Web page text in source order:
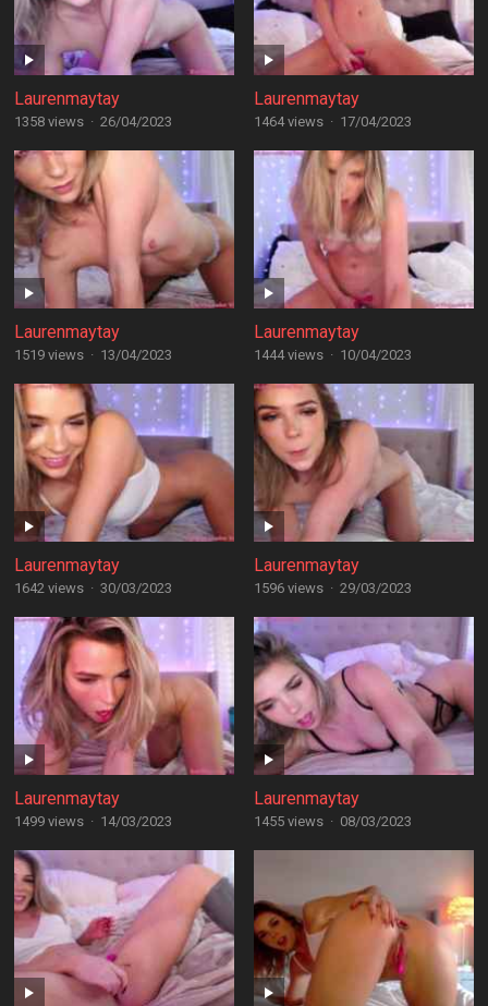
Laurenmaytay
1358 views · 26/04/2023
Laurenmaytay
1464 views · 17/04/2023
Laurenmaytay
1519 views · 13/04/2023
Laurenmaytay
1444 views · 10/04/2023
Laurenmaytay
1642 views · 30/03/2023
Laurenmaytay
1596 views · 29/03/2023
Laurenmaytay
1499 views · 14/03/2023
Laurenmaytay
1455 views · 08/03/2023